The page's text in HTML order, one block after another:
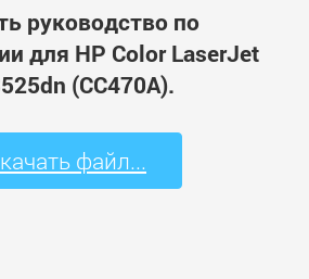
руководство по
для HP Color LaserJet
(CC470A).
файл...